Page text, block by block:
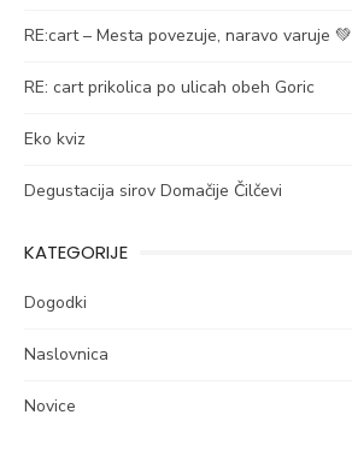
RE:cart – Mesta povezuje, naravo varuje 💚
RE: cart prikolica po ulicah obeh Goric
Eko kviz
Degustacija sirov Domačije Čilčevi
KATEGORIJE
Dogodki
Naslovnica
Novice